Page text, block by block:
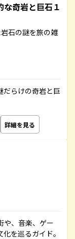
奇岩と巨石１
石の謎を旅の雑
だらけの奇岩と巨
詳細を見る
や、音楽、ゲー
を巡るガイド。